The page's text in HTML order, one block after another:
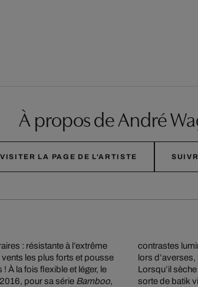
À propos de André
VISITER LA PAGE DE L'ARTISTE
: résistante à l’extrême
les plus forts et pousse
À la fois flexible et léger, le
pour sa série Bamboo,
contrastes
lors
Lorsqu’il
sorte de batik visuel. André Wagner dévoile au spectateur la beauté calme et brute de ces